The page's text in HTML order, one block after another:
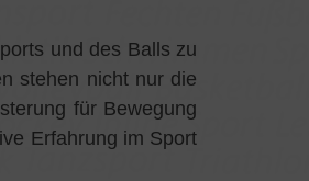
und des Balls zu
stehen nicht nur die
für Bewegung
Erfahrung im Sport